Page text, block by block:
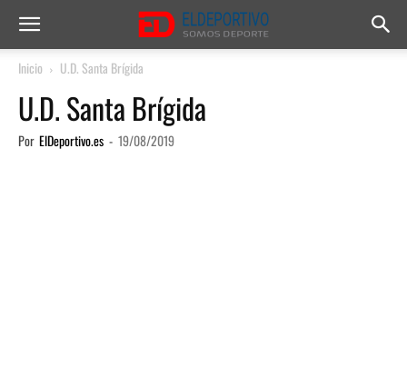
Inicio U.D. Santa Brígida
U.D. Santa Brígida
Por ElDeportivo.es - 19/08/2019